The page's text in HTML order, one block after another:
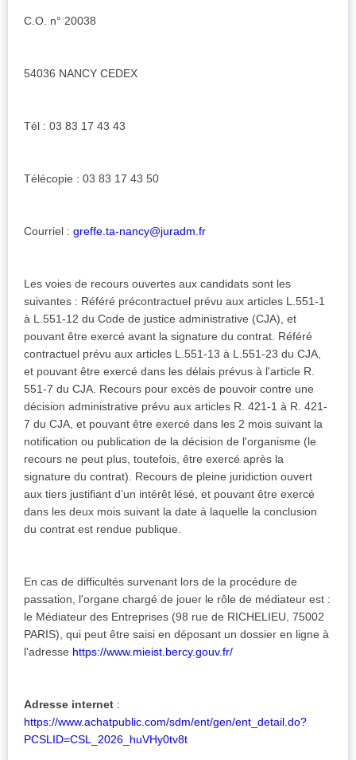
C.O. n° 20038
54036 NANCY CEDEX
Tél : 03 83 17 43 43
Télécopie : 03 83 17 43 50
Courriel : greffe.ta-nancy@juradm.fr
Les voies de recours ouvertes aux candidats sont les
suivantes : Référé précontractuel prévu aux articles L.551-1
à L.551-12 du Code de justice administrative (CJA), et
pouvant être exercé avant la signature du contrat. Référé
contractuel prévu aux articles L.551-13 à L.551-23 du CJA,
et pouvant être exercé dans les délais prévus à l'article R.
551-7 du CJA. Recours pour excès de pouvoir contre une
décision administrative prévu aux articles R. 421-1 à R. 421-
7 du CJA, et pouvant être exercé dans les 2 mois suivant la
notification ou publication de la décision de l'organisme (le
recours ne peut plus, toutefois, être exercé après la
signature du contrat). Recours de pleine juridiction ouvert
aux tiers justifiant d’un intérêt lésé, et pouvant être exercé
dans les deux mois suivant la date à laquelle la conclusion
du contrat est rendue publique.
En cas de difficultés survenant lors de la procédure de
passation, l'organe chargé de jouer le rôle de médiateur est :
le Médiateur des Entreprises (98 rue de RICHELIEU, 75002
PARIS), qui peut être saisi en déposant un dossier en ligne à
l'adresse https://www.mieist.bercy.gouv.fr/
Adresse internet :
https://www.achatpublic.com/sdm/ent/gen/ent_detail.do?
PCSLID=CSL_2026_huVHy0tv8t